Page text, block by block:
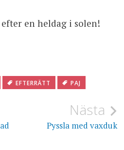
en heldag i solen!
EFTERRÄTT PAJ
Nästa
Pyssla med vaxduk